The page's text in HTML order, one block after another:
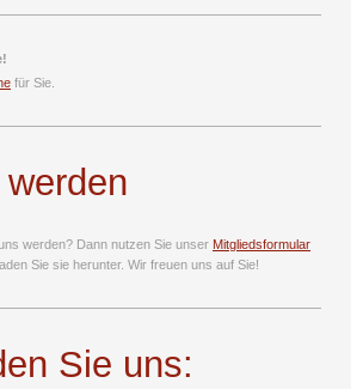
für Sie.
werden? Dann nutzen Sie unser Mitgliedsformular
Sie sie herunter. Wir freuen uns auf Sie!
Sie uns: